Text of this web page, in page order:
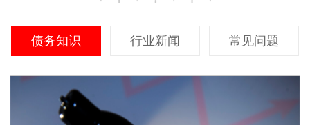
债务知识 行业新闻 常见问题